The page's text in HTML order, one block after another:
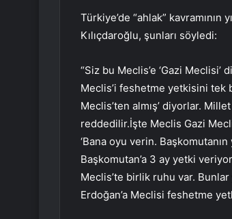
Türkiye’de “ahlak”
Kılıçdaroğlu, şunları söyledi:
“Siz bu Meclis’e ‘Gazi
Meclis’i feshetme yetkisini tek
Meclis’ten almış’ diyorlar.
reddedilir.İşte Meclis Gazi
‘Bana oyu verin.
Başkomutan’a 3 ay yetki
Meclis’te birlik ruhu var.
Erdoğan’a Meclisi feshetme